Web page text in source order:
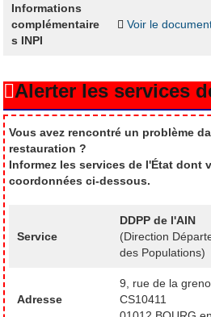
Informations
complémentaire
s INPI
Voir le
Alerter les services
Vous avez rencontré un problème
restauration ?
Informez les services de l'État dont
coordonnées ci-dessous.
Service
DDPP de l'AIN
(Direction
des Populations)
Adresse
9, rue de la
CS10411